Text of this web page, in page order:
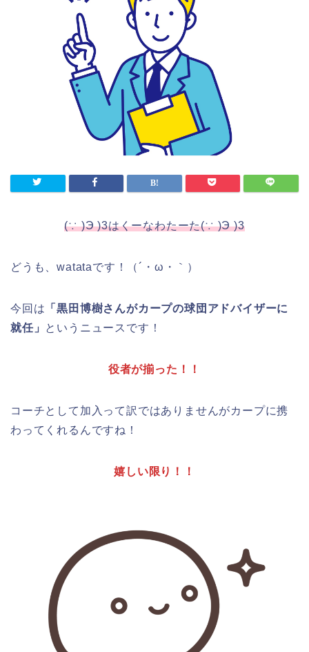
(∵ )Э )3はくーなわたーた(∵ )Э )3
どうも、watataです！（´・ω・｀）
今回は 「黒田博樹さんがカープの球団アドバイザーに
就任」 というニュースです！
役者が揃った！！
コーチとして加入って訳ではありませんがカープに携
わってくれる んですね！
嬉しい限り！！